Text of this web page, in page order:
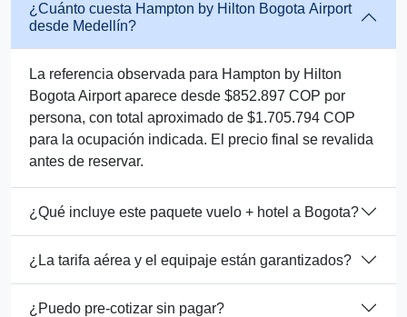
¿Cuánto cuesta Hampton by Hilton Bogota Airport
desde Medellín?
La referencia observada para Hampton by Hilton
Bogota Airport aparece desde $852.897 COP por
persona, con total aproximado de $1.705.794 COP
para la ocupación indicada. El precio final se revalida
antes de reservar.
¿Qué incluye este paquete vuelo + hotel a Bogota?
¿La tarifa aérea y el equipaje están garantizados?
¿Puedo pre-cotizar sin pagar?